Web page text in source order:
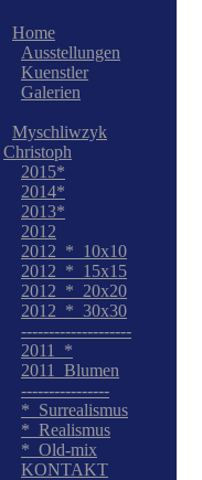
Home
Ausstellungen
Kuenstler
Galerien
Myschliwzyk
Christoph
2015*
2014*
2013*
2012
2012_*_10x10
2012_*_15x15
2012_*_20x20
2012_*_30x30
--------------------
2011_*
2011_Blumen
----------------
*_Surrealismus
*_Realismus
*_Old-mix
KONTAKT